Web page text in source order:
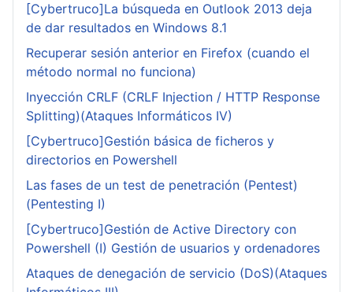
[Cybertruco]La búsqueda en Outlook 2013 deja
de dar resultados en Windows 8.1
Recuperar sesión anterior en Firefox (cuando el
método normal no funciona)
Inyección CRLF (CRLF Injection / HTTP Response
Splitting)(Ataques Informáticos IV)
[Cybertruco]Gestión básica de ficheros y
directorios en Powershell
Las fases de un test de penetración (Pentest)
(Pentesting I)
[Cybertruco]Gestión de Active Directory con
Powershell (I) Gestión de usuarios y ordenadores
Ataques de denegación de servicio (DoS)(Ataques